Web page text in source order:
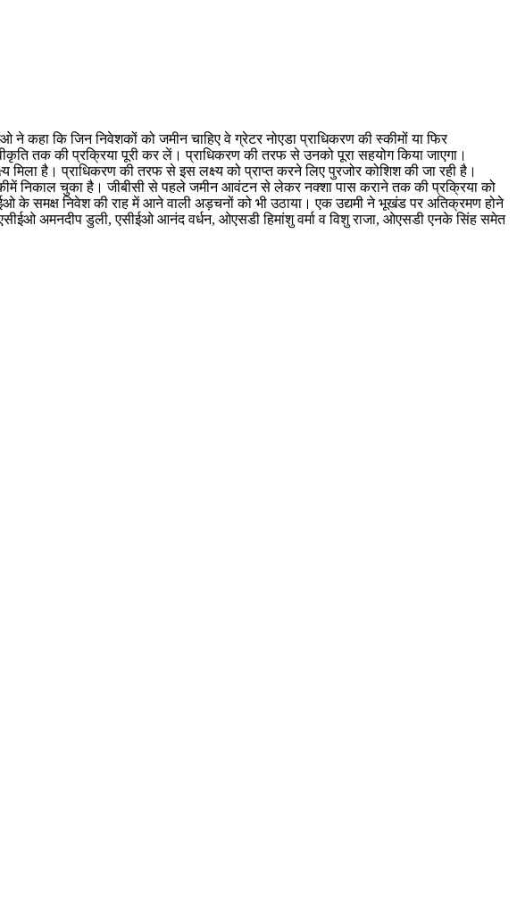
कहा कि जिन निवेशकों को जमीन चाहिए वे ग्रेटर नोएडा प्राधिकरण की स्कीमों या फिर
तक की प्रक्रिया पूरी कर लें। प्राधिकरण की तरफ से उनको पूरा सहयोग किया जाएगा।
है। प्राधिकरण की तरफ से इस लक्ष्य को प्राप्त करने लिए पुरजोर कोशिश की जा रही है।
निकाल चुका है। जीबीसी से पहले जमीन आवंटन से लेकर नक्शा पास कराने तक की प्रक्रिया को
समक्ष निवेश की राह में आने वाली अड़चनों को भी उठाया। एक उद्यमी ने भूखंड पर अतिक्रमण होने
अमनदीप डुली, एसीईओ आनंद वर्धन, ओएसडी हिमांशु वर्मा व विशु राजा, ओएसडी एनके सिंह समेत